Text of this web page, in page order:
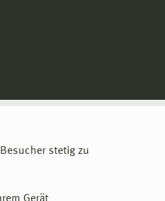
stetig zu